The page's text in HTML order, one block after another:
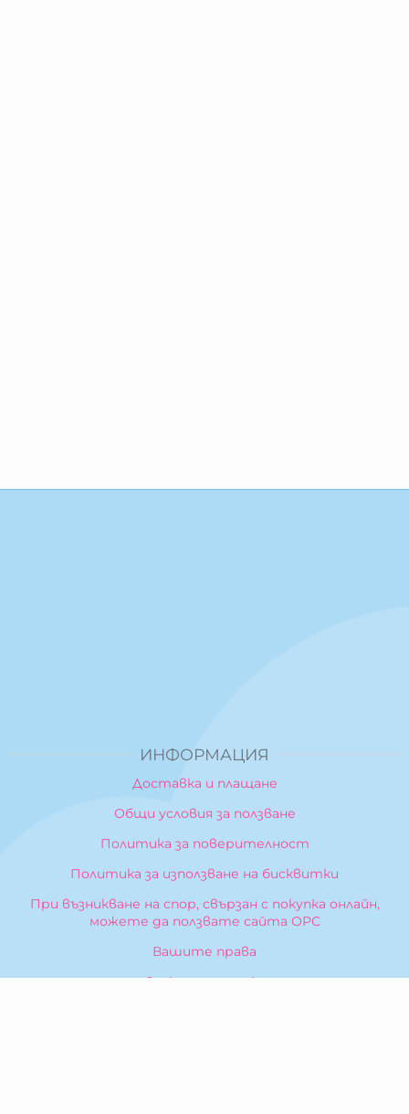
ИНФОРМАЦИЯ
Доставка и плащане
Общи условия за ползване
Политика за поверителност
Политика за използване на бисквитки
При възникване на спор, свързан с покупка онлайн,
можете да ползвате сайта ОРС
Вашите права
Отказ от сделка